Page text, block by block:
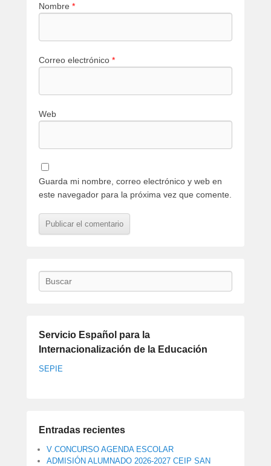
Nombre *
Correo electrónico *
Web
Guarda mi nombre, correo electrónico y web en
este navegador para la próxima vez que comente.
Buscar
Servicio Español para la
Internacionalización de la Educación
SEPIE
Entradas recientes
V CONCURSO AGENDA ESCOLAR
ADMISIÓN ALUMNADO 2026-2027 CEIP SAN